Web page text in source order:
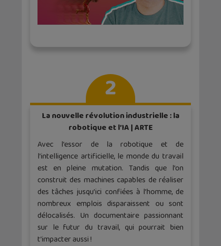
2
La nouvelle révolution industrielle : la
robotique et l’IA | ARTE
Avec l’essor de la robotique et de
l’intelligence artificielle, le monde du travail
est en pleine mutation. Tandis que l’on
construit des machines capables de réaliser
des tâches jusqu’ici confiées à l’homme, de
nombreux emplois disparaissent ou sont
délocalisés. Un documentaire passionnant
sur le futur du travail, qui pourrait bien
t’impacter aussi !